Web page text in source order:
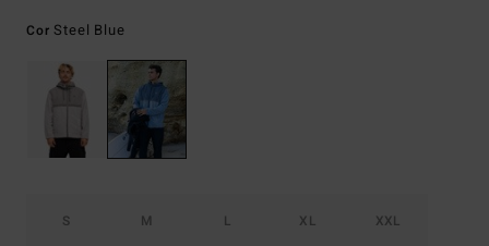
Cor Steel Blue
S M L XL XXL